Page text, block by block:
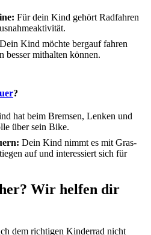
Für dein Kind gehört Radfahren
Dein Kind möchte bergauf fahren
besser mithalten können.
?
hat beim Bremsen, Lenken und
über sein Bike.
Dein Kind nimmt es mit Gras-
auf und interessiert sich für
Wir helfen dir
dem richtigen Kinderrad nicht